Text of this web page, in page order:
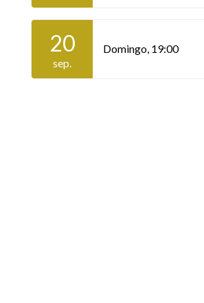
20
sep.
Domingo, 19:00